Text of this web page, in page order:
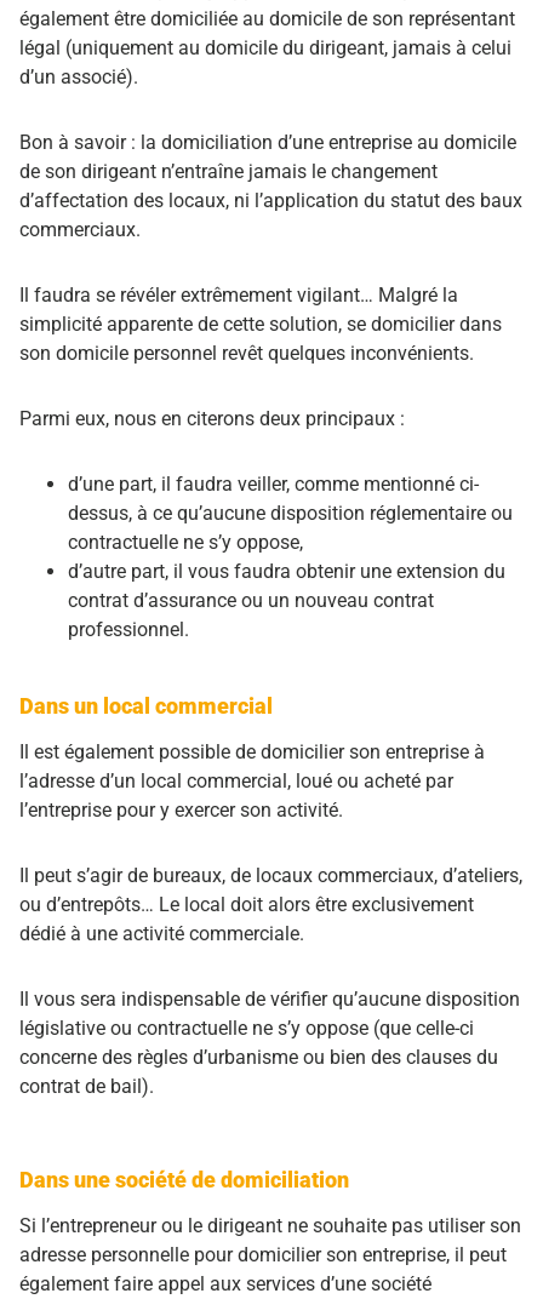
également être domiciliée au domicile de son représentant
légal (uniquement au domicile du dirigeant, jamais à celui
d’un associé).
Bon à savoir : la domiciliation d’une entreprise au domicile
de son dirigeant n’entraîne jamais le changement
d’affectation des locaux, ni l’application du statut des baux
commerciaux.
Il faudra se révéler extrêmement vigilant… Malgré la
simplicité apparente de cette solution, se domicilier dans
son domicile personnel revêt quelques inconvénients.
Parmi eux, nous en citerons deux principaux :
d’une part, il faudra veiller, comme mentionné ci-
dessus, à ce qu’aucune disposition réglementaire ou
contractuelle ne s’y oppose,
d’autre part, il vous faudra obtenir une extension du
contrat d’assurance ou un nouveau contrat
professionnel.
Dans un local commercial
Il est également possible de domicilier son entreprise à
l’adresse d’un local commercial, loué ou acheté par
l’entreprise pour y exercer son activité.
Il peut s’agir de bureaux, de locaux commerciaux, d’ateliers,
ou d’entrepôts… Le local doit alors être exclusivement
dédié à une activité commerciale.
Il vous sera indispensable de vérifier qu’aucune disposition
législative ou contractuelle ne s’y oppose (que celle-ci
concerne des règles d’urbanisme ou bien des clauses du
contrat de bail).
Dans une société de domiciliation
Si l’entrepreneur ou le dirigeant ne souhaite pas utiliser son
adresse personnelle pour domicilier son entreprise, il peut
également faire appel aux services d’une société